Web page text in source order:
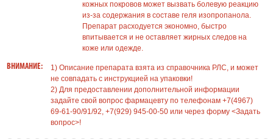
кожных покровов может вызвать болевую реакцию
из-за содержания в составе геля изопропанола.
Препарат расходуется экономно, быстро
впитывается и не оставляет жирных следов на
коже или одежде.
ВНИМАНИЕ:
1) Описание препарата взята из справочника РЛС, и может
не совпадать с инструкцией на упаковки!
2) Для предоставлении дополнительной информации
задайте свой вопрос фармацевту по телефонам +7(4967)
69-61-90/91/92, +7(929) 945-00-50 или через форму <Задать
вопрос>!